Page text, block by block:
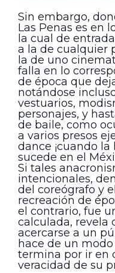
Sin embargo,
Las Penas es en
la cual de
a la de cualquier
la de uno
falla en lo
de época que
notándose
vestuarios,
personajes, y
de baile, como
a varios presos
dance ¡cuando
sucede en el
Si tales
intencionales,
del coreógrafo y
recreación de
el contrario, fue
calculada, revela
acercarse a un
hace de un
termina por ir en
veracidad de su